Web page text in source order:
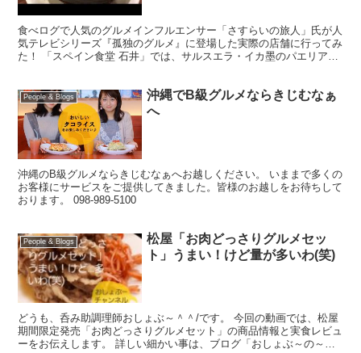
食べログで人気のグルメインフルエンサー「さすらいの旅人」氏が人
気テレビシリーズ『孤独のグルメ』に登場した実際の店舗に行ってみ
た！ 「スペイン食堂 石井」では、サルスエラ・イカ墨のパエリアな
People & Blogs
沖縄でB級グルメならきじむなぁ
へ
沖縄のB級グルメならきじむなぁへお越しください。 いままで多くの
お客様にサービスをご提供してきました。皆様のお越しをお待ちして
おります。 098-989-5100
People & Blogs
松屋「お肉どっさりグルメセッ
ト」うまい！けど量が多いわ(笑)
どうも、呑み助調理師おしょぶ～＾＾/です。 今回の動画では、松屋
期間限定発売「お肉どっさりグルメセット」の商品情報と実食レビュ
ーをお伝えします。 詳しい細かい事は、ブログ「おしょぶ～の～